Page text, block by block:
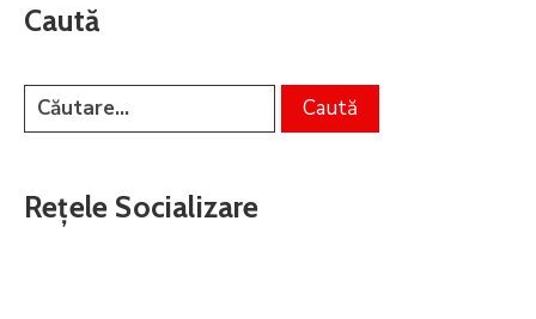
Caută
Rețele Socializare